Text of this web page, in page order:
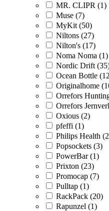
MR. CLIPR (1)
Muse (7)
MyKit (50)
Niltons (27)
Nilton's (17)
Noma Noma (1)
Nordic Drift
Ocean Bottle
Originalhome
Orrefors
Orrefors
Oxious (2)
pfeffi (1)
Philips Health
Popsockets (3)
PowerBar (1)
Prixton (23)
Promocap (7)
Pulltap (1)
RackPack (20)
Rapunzel (1)